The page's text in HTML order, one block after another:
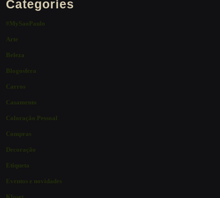
Categories
#MySaoPaulo
Arte
Beleza
Blogosfera
Carros
Casamento
Coloração Pessoal
Compras
Decoração
Etiqueta
Eventos e novidades